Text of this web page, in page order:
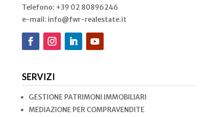
Telefono: +39 02 80896246
e-mail: info@fwr-realestate.it
SERVIZI
GESTIONE PATRIMONI IMMOBILIARI
MEDIAZIONE PER COMPRAVENDITE